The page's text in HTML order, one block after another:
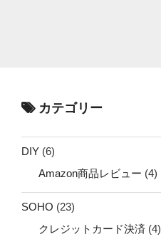
カテゴリー
DIY (6)
Amazon商品レビュー (4)
SOHO (23)
クレジットカード決済 (4)